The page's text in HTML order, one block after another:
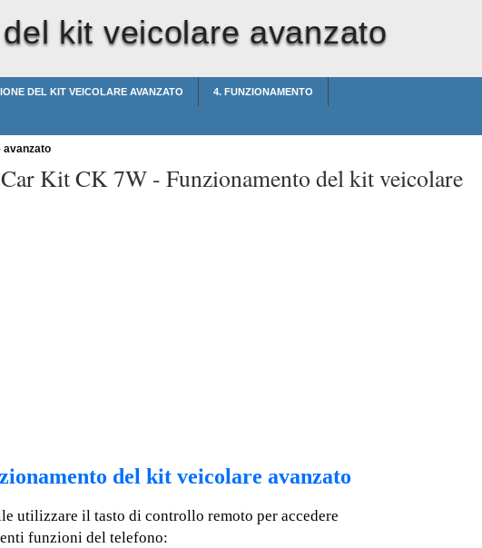
kit veicolare avanzato
DEL KIT VEICOLARE AVANZATO 4. FUNZIONAMENTO
avanzato
Kit CK 7W - Funzionamento del kit veicolare
del kit veicolare avanzato
utilizzare il tasto di controllo remoto per accedere
funzioni del telefono: